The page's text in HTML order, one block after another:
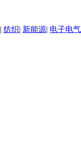
| 纺织| 新能源| 电子电气